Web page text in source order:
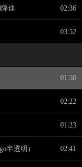
速 02:36
03:52
01:50
02:22
01:23
半透明） 02:41